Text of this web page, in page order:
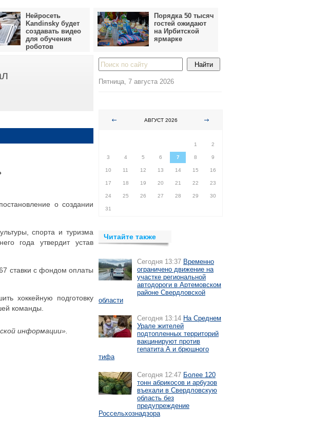
Нейросеть
Kandinsky будет
создавать видео
для обучения
роботов
Порядка 50 тысяч
гостей ожидают
на Ирбитской
ярмарке
о создании
спорта и туризма
года утвердит устав
ставки с фондом оплаты
хоккейную подготовку
команды.
информации».
Пятница, 7 августа 2026
АВГУСТ 2026
1
2
3 4 5 6 7 8 9
10 11 12 13 14 15 16
17 18 19 20 21 22 23
24 25 26 27 28 29 30
31
Читайте также
Сегодня 13:37 Временно
ограничено движение на
участке региональной
автодороги в Артемовском
районе Свердловской
области
Сегодня 13:14 На Среднем
Урале жителей
подтопленных территорий
вакцинируют против
гепатита А и брюшного
тифа
Сегодня 12:47 Более 120
тонн абрикосов и арбузов
въехали в Свердловскую
область без
предупреждение
Россельхознадзора